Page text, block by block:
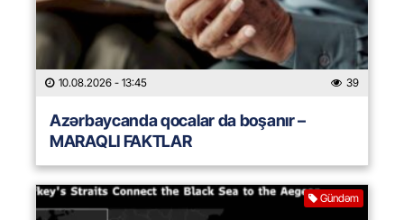
10.08.2026 - 13:45 39
Azərbaycanda qocalar da boşanır –
MARAQLI FAKTLAR
Gündəm